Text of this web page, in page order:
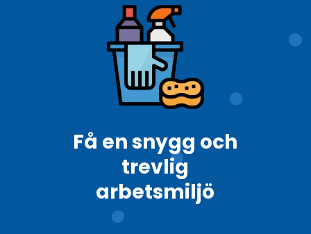
Få en snygg och
trevlig
arbetsmiljö